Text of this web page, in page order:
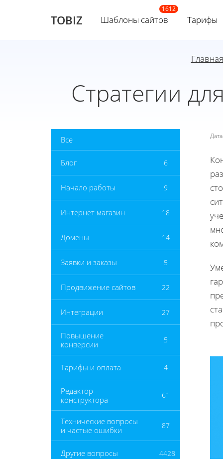
TOBIZ Шаблоны сайтов Тарифы
Главная
Стратегии
Все
Блог 6
Начало работы 9
Интернет магазин 18
Домены 14
Заявки и заказы 5
Продвижение сайтов 22
Интеграции 27
Повышение
конверсии
5
Тарифы и оплата 4
Редактор
конструктора
61
Технические вопросы
и частые ошибки
87
Другие вопросы 4428